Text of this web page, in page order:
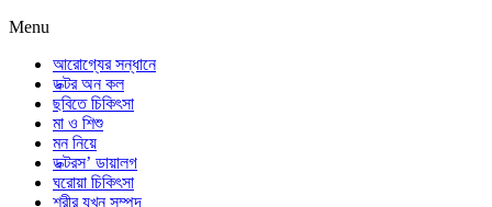
Menu
আরোগ্যের সন্ধানে
ডক্টর অন কল
ছবিতে চিকিৎসা
মা ও শিশু
মন নিয়ে
ডক্টরস’ ডায়ালগ
ঘরোয়া চিকিৎসা
শরীর যখন সম্পদ